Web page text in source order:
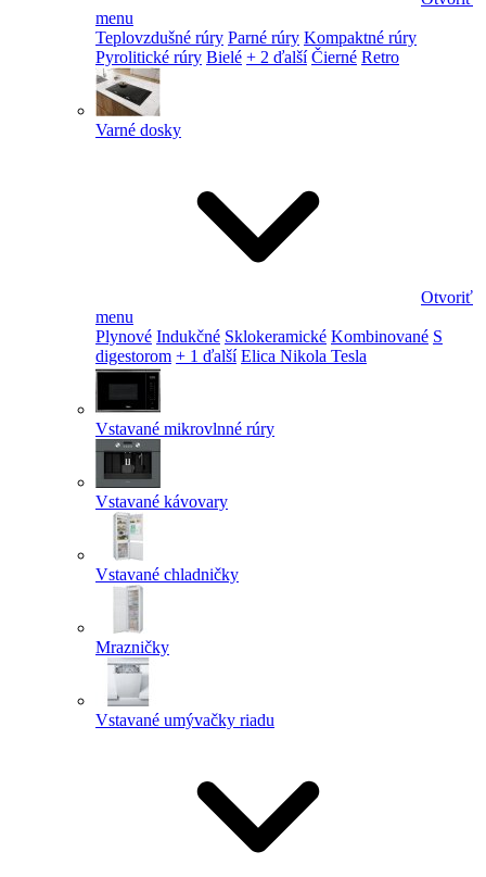
menu
Teplovzdušné rúry Parné rúry Kompaktné rúry
Pyrolitické rúry Bielé + 2 ďalší Čierné Retro
Varné dosky
Otvoriť
menu
Plynové Indukčné Sklokeramické Kombinované S
digestorom + 1 ďalší Elica Nikola Tesla
Vstavané mikrovlnné rúry
Vstavané kávovary
Vstavané chladničky
Mrazničky
Vstavané umývačky riadu